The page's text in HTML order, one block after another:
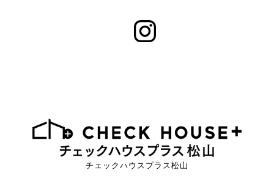
チェックハウスプラス松山